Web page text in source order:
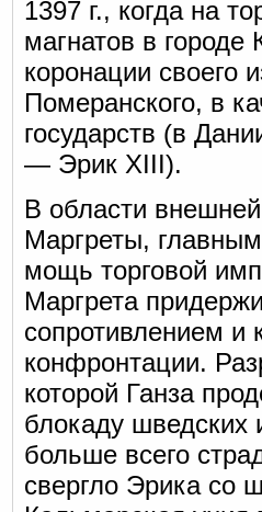
1397 г., когда на
магнатов в
коронации своего
Померанского, в
государств (в
— Эрик XIII).
В области
Маргреты,
мощь торговой
Маргрета
сопротивлением и
конфронтации.
которой Ганза
блокаду шведских
больше всего
свергло Эрика со